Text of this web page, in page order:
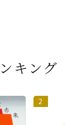
キング